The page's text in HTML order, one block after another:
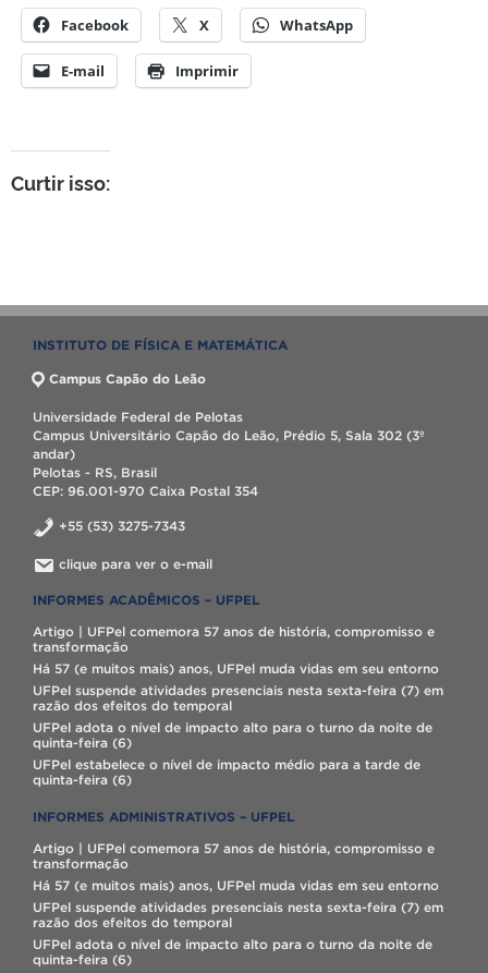
Facebook X WhatsApp
E-mail Imprimir
Curtir isso:
INSTITUTO DE FÍSICA E MATEMÁTICA
Campus Capão do Leão
Universidade Federal de Pelotas
Campus Universitário Capão do Leão, Prédio 5, Sala 302 (3º
andar)
Pelotas - RS, Brasil
CEP: 96.001-970 Caixa Postal 354
+55 (53) 3275-7343
clique para ver o e-mail
INFORMES ACADÊMICOS – UFPEL
Artigo | UFPel comemora 57 anos de história, compromisso e
transformação
Há 57 (e muitos mais) anos, UFPel muda vidas em seu entorno
UFPel suspende atividades presenciais nesta sexta-feira (7) em
razão dos efeitos do temporal
UFPel adota o nível de impacto alto para o turno da noite de
quinta-feira (6)
UFPel estabelece o nível de impacto médio para a tarde de
quinta-feira (6)
INFORMES ADMINISTRATIVOS – UFPEL
Artigo | UFPel comemora 57 anos de história, compromisso e
transformação
Há 57 (e muitos mais) anos, UFPel muda vidas em seu entorno
UFPel suspende atividades presenciais nesta sexta-feira (7) em
razão dos efeitos do temporal
UFPel adota o nível de impacto alto para o turno da noite de
quinta-feira (6)